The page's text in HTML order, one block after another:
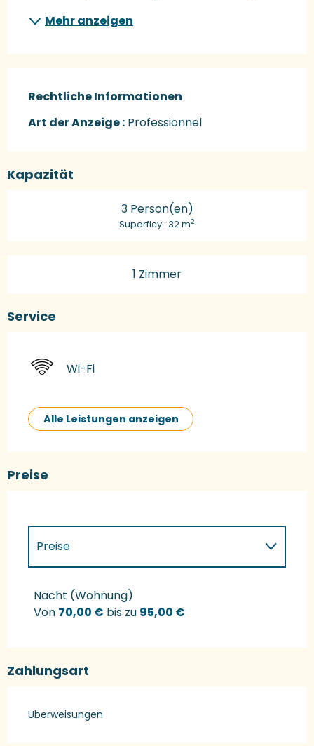
Mehr anzeigen
Rechtliche Informationen
Rechtliche Informationen
Art der Anzeige : Professionnel
Kapazität
3 Person(en)
Superficy : 32 m2
1 Zimmer
Service
Wi-Fi
Alle Leistungen anzeigen
Preise
Preise
Preise 2027
Nacht (Wohnung)
Von 70,00 € bis zu 95,00 €
Zahlungsart
Überweisungen